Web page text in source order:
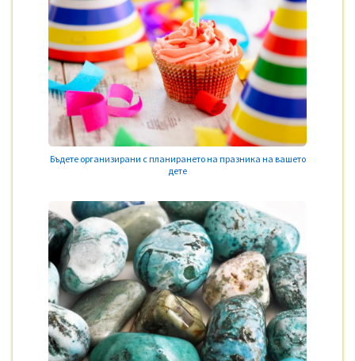
Бъдете организирани с планирането на празника на вашето
дете